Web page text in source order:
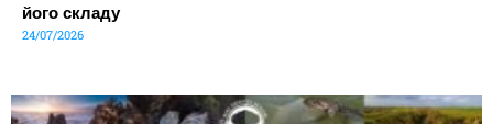
його складу
24/07/2026